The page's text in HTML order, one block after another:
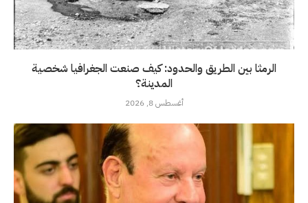
الرمثا بين الطريق والحدود: كيف صنعت الجغرافيا شخصية
المدينة؟
أغسطس 8, 2026